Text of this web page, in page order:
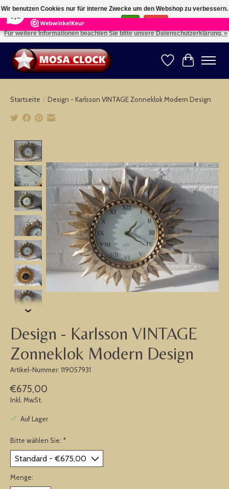
164 Reviews ×
Kies uw taal: NL -- Wählen Sie ihre Sprache: DE -- Choose your language: EN ⇓ ⇒
Wunschzettel
Ihr
Startseite / Design - Karlsson VINTAGE Zonneklok Modern Design
Design - Karlsson VINTAGE
Zonneklok Modern Design
Artikel-Nummer: 119057931
€675,00
Inkl. MwSt.
Auf Lager
Bitte wählen Sie: *
Menge:
Wir benutzen Cookies nur für interne Zwecke um den Webshop zu verbessern.
Ist das in Ordnung?
Für weitere Informationen beachten Sie bitte unsere Datenschutzerklärung. »